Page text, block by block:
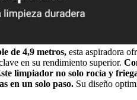
de 4,9 metros, esta aspiradora
en su rendimiento superior.
limpiador no solo rocía y
en un solo paso. Su diseño